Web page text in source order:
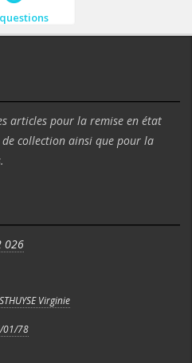
articles pour la remise en état
de collection ainsi que pour la
026
Virginie
01/78